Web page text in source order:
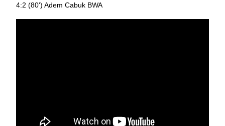
4:2 (80') Adem Cabuk BWA